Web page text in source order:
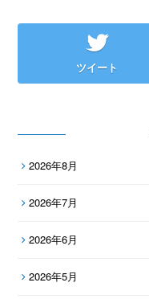
ツイート
2026年8月
2026年7月
2026年6月
2026年5月